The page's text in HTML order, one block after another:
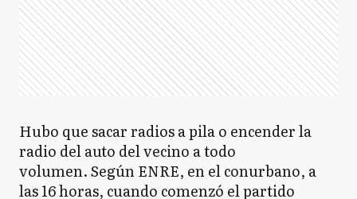
Hubo que sacar radios a pila o encender la
radio del auto del vecino a todo
volumen. Según ENRE, en el conurbano, a
las 16 horas, cuando comenzó el partido